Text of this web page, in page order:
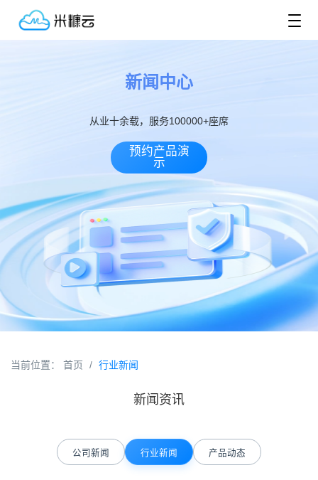
新闻中心
从业十余载，服务100000+座席
预约产品演
示
当前位置： 首页 / 行业新闻
新闻资讯
公司新闻 行业新闻 产品动态